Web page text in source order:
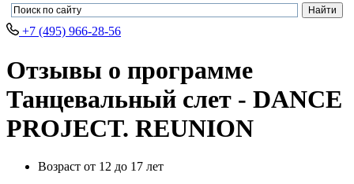
+7 (495) 966-28-56
Отзывы о программе
Танцевальный слет - DANCE
PROJECT. REUNION
Возраст от 12 до 17 лет